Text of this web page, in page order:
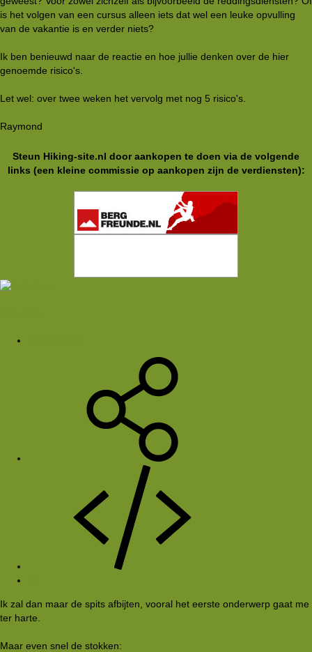
is het volgen van een cursus alleen iets dat wel een leuke opvulling
van de vakantie is en verder niets?
Ik ben benieuwd naar de reactie en hoe jullie denken over de hier
genoemde risico's.
Let wel: over twee weken het vervolg met nog 5 risico's.
Raymond
Steun Hiking-site.nl door aankopen te doen via de volgende
links (een kleine commissie op aankopen zijn de verdiensten):
Ik zal dan maar de spits afbijten, vooral het eerste onderwerp gaat me
ter harte.
Maar even snel de stokken: